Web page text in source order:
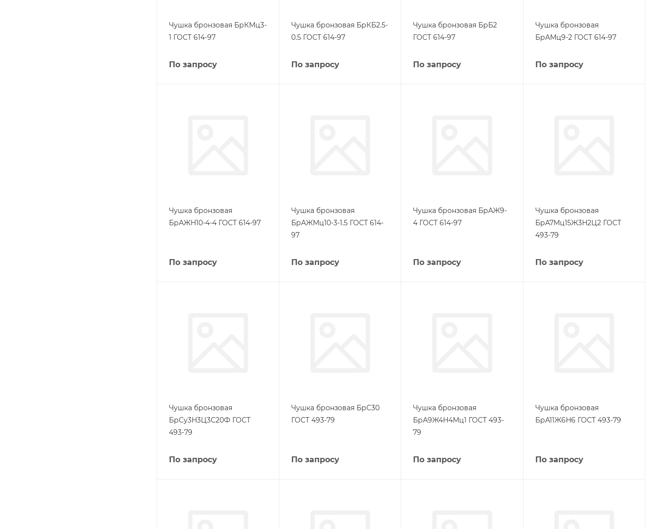
Чушка бронзовая БрКМц3-
1 ГОСТ 614-97
По запросу
Чушка бронзовая БрКБ2.5-
0.5 ГОСТ 614-97
По запросу
Чушка бронзовая БрБ2
ГОСТ 614-97
По запросу
Чушка бронзовая
БрАМц9-2 ГОСТ 614-97
По запросу
Чушка бронзовая
БрАЖН10-4-4 ГОСТ 614-97
По запросу
Чушка бронзовая
БрАЖМц10-3-1.5 ГОСТ 614-
97
По запросу
Чушка бронзовая БрАЖ9-
4 ГОСТ 614-97
По запросу
Чушка бронзовая
БрА7Мц15Ж3Н2Ц2 ГОСТ
493-79
По запросу
Чушка бронзовая
БрСу3Н3Ц3С20Ф ГОСТ
493-79
По запросу
Чушка бронзовая БрС30
ГОСТ 493-79
По запросу
Чушка бронзовая
БрА9Ж4Н4Мц1 ГОСТ 493-
79
По запросу
Чушка бронзовая
БрА11Ж6Н6 ГОСТ 493-79
По запросу